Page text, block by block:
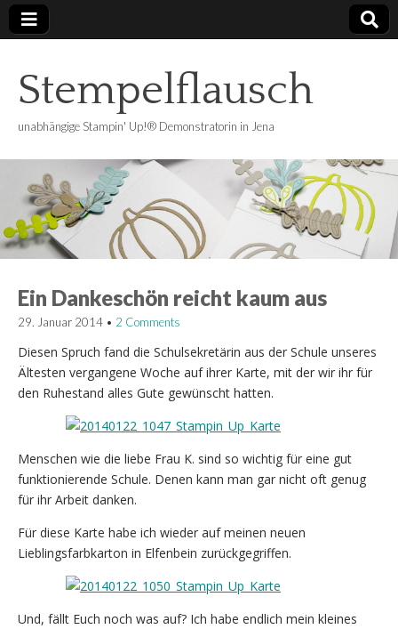
Stempelflausch
unabhängige Stampin' Up!® Demonstratorin in Jena
Ein Dankeschön reicht kaum aus
29. Januar 2014 • 2 Comments
Diesen Spruch fand die Schulsekretärin aus der Schule unseres
Ältesten vergangene Woche auf ihrer Karte, mit der wir ihr für
den Ruhestand alles Gute gewünscht hatten.
Menschen wie die liebe Frau K. sind so wichtig für eine gut
funktionierende Schule. Denen kann man gar nicht oft genug
für ihr Arbeit danken.
Für diese Karte habe ich wieder auf meinen neuen
Lieblingsfarbkarton in Elfenbein zurückgegriffen.
Und, fällt Euch noch was auf? Ich habe endlich mein kleines